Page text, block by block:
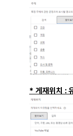
* 게재위치 :